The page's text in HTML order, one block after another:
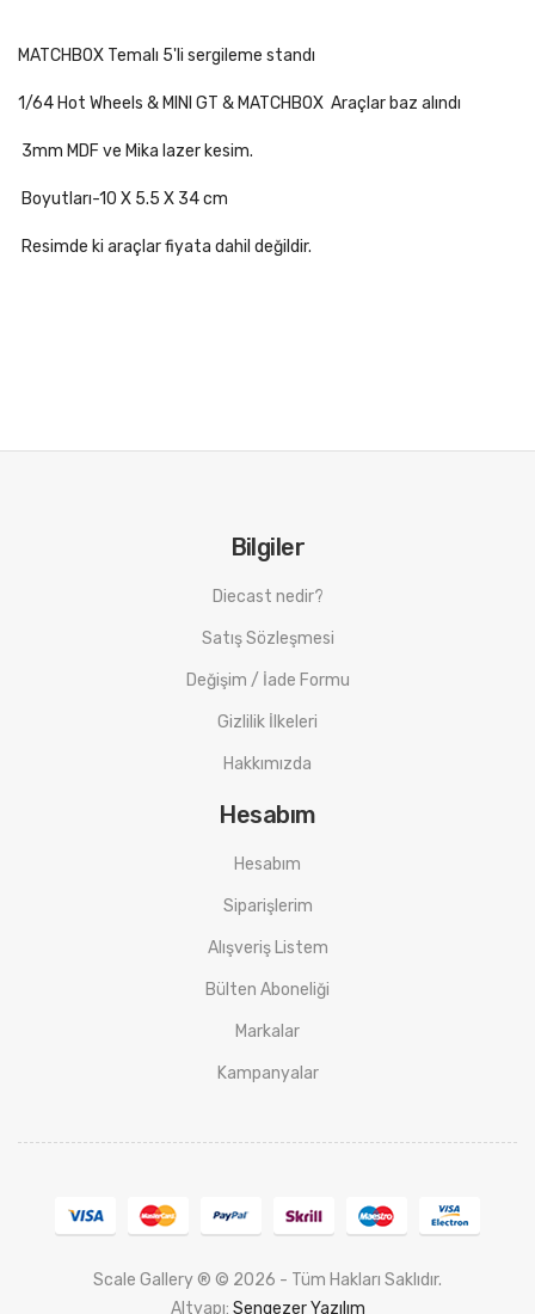
MATCHBOX Temalı 5'li sergileme standı
1/64 Hot Wheels & MINI GT & MATCHBOX Araçlar baz alındı
3mm MDF ve Mika lazer kesim.
Boyutları-10 X 5.5 X 34 cm
Resimde ki araçlar fiyata dahil değildir.
Bilgiler
Diecast nedir?
Satış Sözleşmesi
Değişim / İade Formu
Gizlilik İlkeleri
Hakkımızda
Hesabım
Hesabım
Siparişlerim
Alışveriş Listem
Bülten Aboneliği
Markalar
Kampanyalar
Scale Gallery ® © 2026 - Tüm Hakları Saklıdır.
Altyapı: Sengezer Yazılım